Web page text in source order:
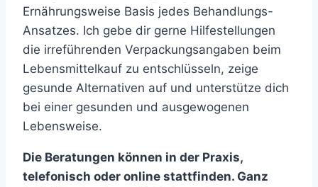
Ernährungsweise Basis jedes Behandlungs-
Ansatzes. Ich gebe dir gerne Hilfestellungen
die irreführenden Verpackungsangaben beim
Lebensmittelkauf zu entschlüsseln, zeige
gesunde Alternativen auf und unterstütze dich
bei einer gesunden und ausgewogenen
Lebensweise.
Die Beratungen können in der Praxis,
telefonisch oder online stattfinden. Ganz